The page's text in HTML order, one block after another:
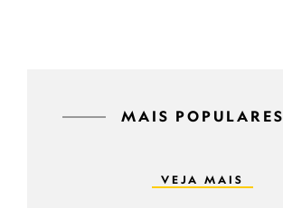
MAIS POPULARES
VEJA MAIS